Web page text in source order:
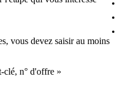
vous devez saisir au moins
clé, n° d'offre »